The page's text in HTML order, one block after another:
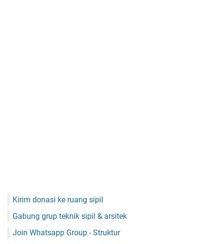
Kirim donasi ke ruang sipil
Gabung grup teknik sipil & arsitek
Join Whatsapp Group - Struktur